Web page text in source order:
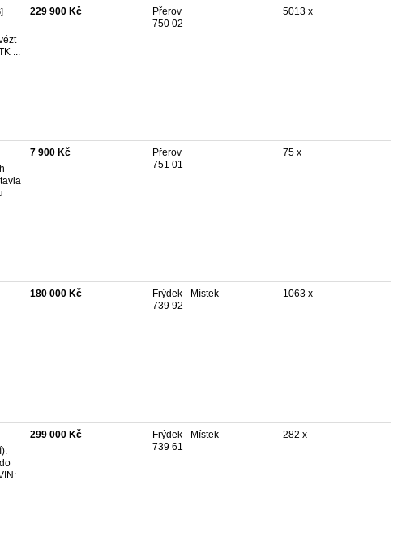
...
229 900 Kč
Přerov
750 02
5013 x
7 900 Kč
Přerov
751 01
75 x
180 000 Kč
Frýdek - Místek
739 92
1063 x
299 000 Kč
Frýdek - Místek
739 61
282 x